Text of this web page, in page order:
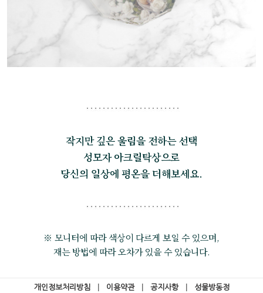
작지만 깊은 울림을 전하는 선택
성모자 아크릴탁상으로
당신의 일상에 평온을 더해보세요.
※ 모니터에 따라 색상이 다르게 보일 수 있으며,
재는 방법에 따라 오차가 있을 수 있습니다.
개인정보처리방침 이용약관 공지사항 성물방동정